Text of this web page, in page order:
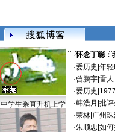
中学生乘直升机上学
·怀念丁聪：
·爱历史 年
·曾鹏宇| 雷
·爱历史
·韩浩月 批评
·荣林| 广州
·朱顺忠 如